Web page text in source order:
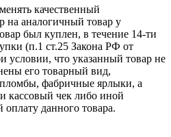
качественный
на аналогичный товар у
был куплен, в течение 14-ти
(п.1 ст.25 Закона РФ от
условии, что указанный товар не
его товарный вид,
пломбы, фабричные ярлыки, а
кассовый чек либо иной
данного товара.